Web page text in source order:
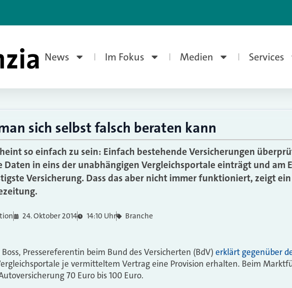
News Im Fokus Medien Services
sich selbst falsch beraten kann
so einfach zu sein: Einfach bestehende Versicherungen
Daten in eins der unabhängigen Vergleichsportale einträgt und am
Versicherung. Dass das aber nicht immer funktioniert, zeigt
24. Oktober 2014 14:10 Uhr Branche
Boss, Pressereferentin beim Bund des Versicherten (BdV) erklärt gegenüber
je vermitteltem Vertrag eine Provision erhalten. Beim
70 Euro bis 100 Euro.